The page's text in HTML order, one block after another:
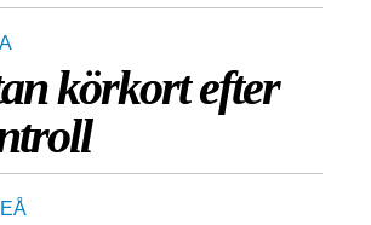
körkort efter